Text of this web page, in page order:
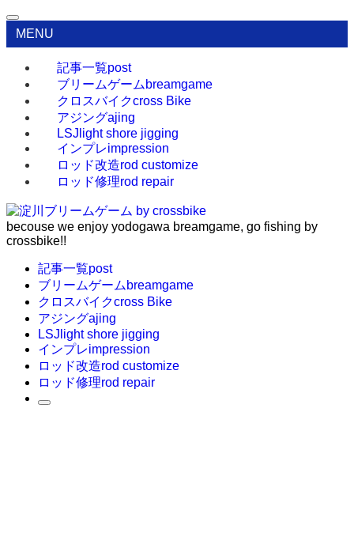
MENU
記事一覧post
ブリームゲーム breamgame
クロスバイクcross Bike
アジングajing
LSJ light shore jigging
インプレimpression
ロッド改造rod customize
ロッド修理rod repair
becouse we enjoy yodogawa breamgame, go fishing by
crossbike!!
記事一覧post
ブリームゲーム breamgame
クロスバイクcross Bike
アジングajing
LSJ light shore jigging
インプレimpression
ロッド改造rod customize
ロッド修理rod repair